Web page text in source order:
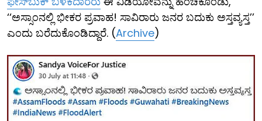
‘‘ಅಸ್ಸಾಂನಲ್ಲಿ ಭೀಕರ ಪ್ರವಾಹ! ಸಾವಿರಾರು ಜನರ ಬದುಕು ಅಸ್ತವ್ಯಸ್ತ’’
ಎಂದು ಬರೆದುಕೊಂಡಿದ್ದಾರೆ. (Archive)